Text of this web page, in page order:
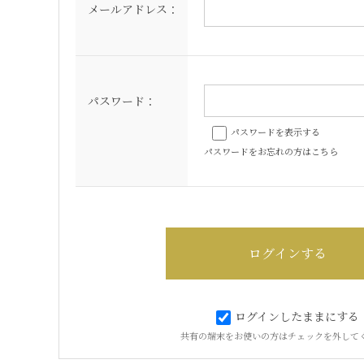
メールアドレス：
パスワード：
パスワードを表示する
パスワードをお忘れの方はこちら
ログインしたままにする
共有の端末をお使いの方はチェックを外して